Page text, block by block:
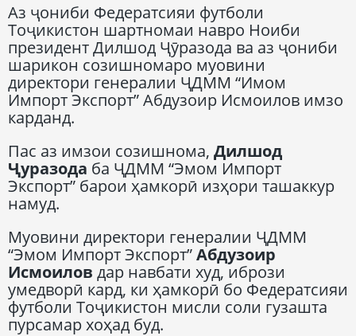
Аз ҷониби Федератсияи футболи
Тоҷикистон шартномаи навро Ноиби
президент Дилшод Ҷӯразода ва аз ҷониби
шарикон созишномаро муовини
директори генералии ҶДММ “Имом
Импорт Экспорт” Абдузоир Исмоилов имзо
карданд.
Пас аз имзои созишнома, Дилшод
Ҷуразода ба ҶДММ “Эмом Импорт
Экспорт” барои ҳамкорӣ изҳори ташаккур
намуд.
Муовини директори генералии ҶДММ
“Эмом Импорт Экспорт”Абдузоир
Исмоилов дар навбати худ, ибрози
умедворӣ кард, ки ҳамкорӣ бо Федератсияи
футболи Тоҷикистон мисли соли гузашта
пурсамар хоҳад буд.